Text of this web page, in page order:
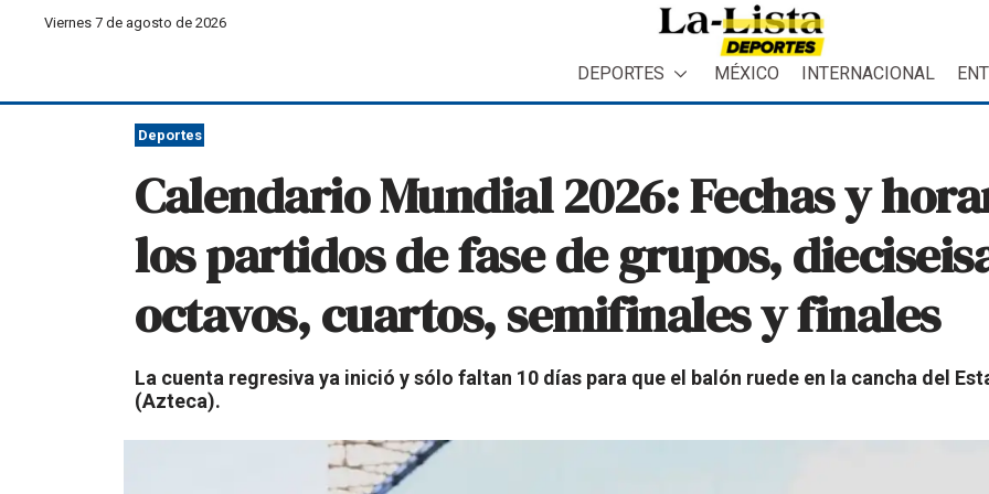
Viernes 7 de agosto de 2026
DEPORTES MÉXICO INTERNACIONAL
Deportes
Calendario Mundial 2026: Fechas y
los partidos de fase de grupos,
octavos, cuartos, semifinales y finales
La cuenta regresiva ya inició y sólo faltan 10 días para que el balón ruede en la cancha del
(Azteca).